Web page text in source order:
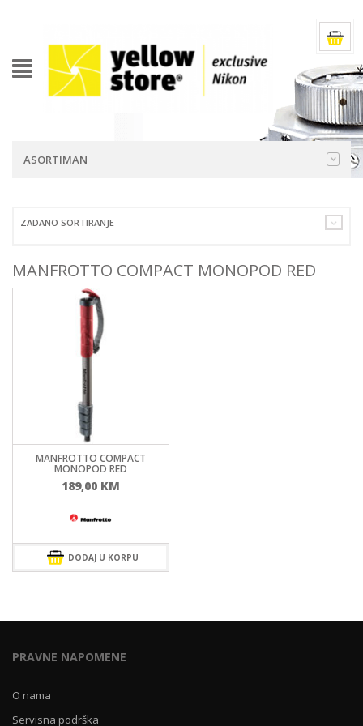
ASORTIMAN
ZADANO SORTIRANJE
MANFROTTO COMPACT MONOPOD RED
MANFROTTO COMPACT
MONOPOD RED
189,00 KM
DODAJ U KORPU
PRAVNE NAPOMENE
O nama
Servisna podrška